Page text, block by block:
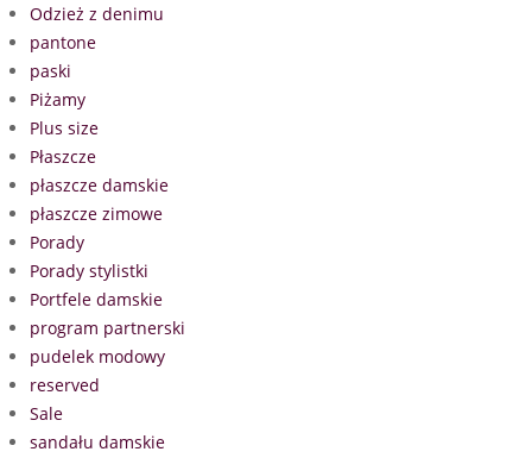
Odzież z denimu
pantone
paski
Piżamy
Plus size
Płaszcze
płaszcze damskie
płaszcze zimowe
Porady
Porady stylistki
Portfele damskie
program partnerski
pudelek modowy
reserved
Sale
sandału damskie